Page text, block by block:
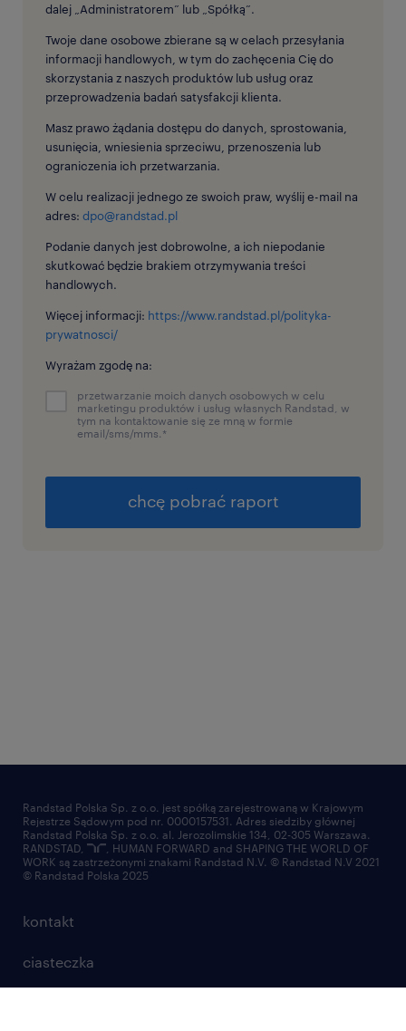
dalej „Administratorem” lub „Spółką”.
Twoje dane osobowe zbierane są w celach przesyłania
informacji handlowych, w tym do zachęcenia Cię do
skorzystania z naszych produktów lub usług oraz
przeprowadzenia badań satysfakcji klienta.
Masz prawo żądania dostępu do danych, sprostowania,
usunięcia, wniesienia sprzeciwu, przenoszenia lub
ograniczenia ich przetwarzania.
W celu realizacji jednego ze swoich praw, wyślij e-mail na
adres: dpo@randstad.pl
Podanie danych jest dobrowolne, a ich niepodanie
skutkować będzie brakiem otrzymywania treści
handlowych.
Więcej informacji: https://www.randstad.pl/polityka-
prywatnosci/
Wyrażam zgodę na:
przetwarzanie moich danych osobowych w celu
marketingu produktów i usług własnych Randstad, w
tym na kontaktowanie się ze mną w formie
email/sms/mms. *
Randstad Polska Sp. z o.o. jest spółką zarejestrowaną w Krajowym
Rejestrze Sądowym pod nr. 0000157531. Adres siedziby głównej
Randstad Polska Sp. z o.o. al. Jerozolimskie 134, 02-305 Warszawa.
RANDSTAD,
, HUMAN FORWARD and SHAPING THE WORLD OF
WORK są zastrzeżonymi znakami Randstad N.V. © Randstad N.V 2021
© Randstad Polska 2025
kontakt
ciasteczka
mapa strony